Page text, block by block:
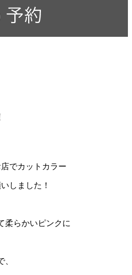
でカットカラー
しました！
柔らかいピンクに